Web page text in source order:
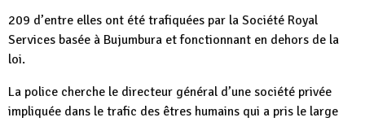
209 d’entre elles ont été trafiquées par la Société Royal
Services basée à Bujumbura et fonctionnant en dehors de la
loi.
La police cherche le directeur général d’une société privée
impliquée dans le trafic des êtres humains qui a pris le large